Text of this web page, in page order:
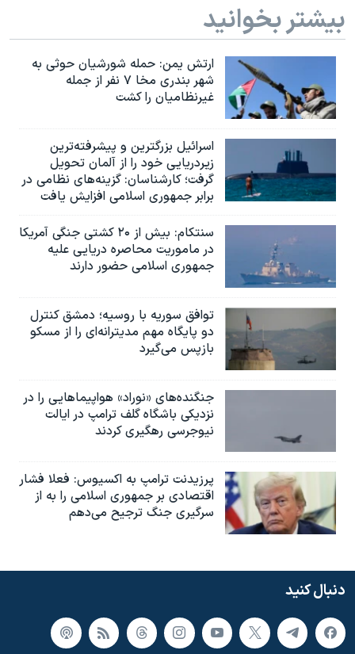
بیشتر بخوانید
ارتش یمن: حمله شورشیان حوثی به
شهر بندری مخا ۷ نفر از جمله
غیرنظامیان را کشت
اسرائيل بزرگترین و پیشرفته‌ترین
زیردریایی خود را از آلمان تحویل
گرفت؛ کارشناسان: گزینه‌های نظامی در
برابر جمهوری اسلامی افزایش یافت
سنتکام: بیش از ۲۰ کشتی جنگی آمریکا
در ماموریت محاصره دریایی علیه
جمهوری اسلامی حضور دارند
توافق سوریه با روسیه؛ دمشق کنترل
دو پایگاه مهم مدیترانه‌ای را از مسکو
بازپس می‌گیرد
جنگنده‌های «نوراد» هواپیماهایی را در
نزدیکی باشگاه گلف ترامپ در ایالت
نیوجرسی رهگیری کردند
پرزیدنت ترامپ به اکسیوس: فعلا فشار
اقتصادی بر جمهوری اسلامی را به از
سرگیری جنگ ترجیح می‌دهم
دنبال کنید